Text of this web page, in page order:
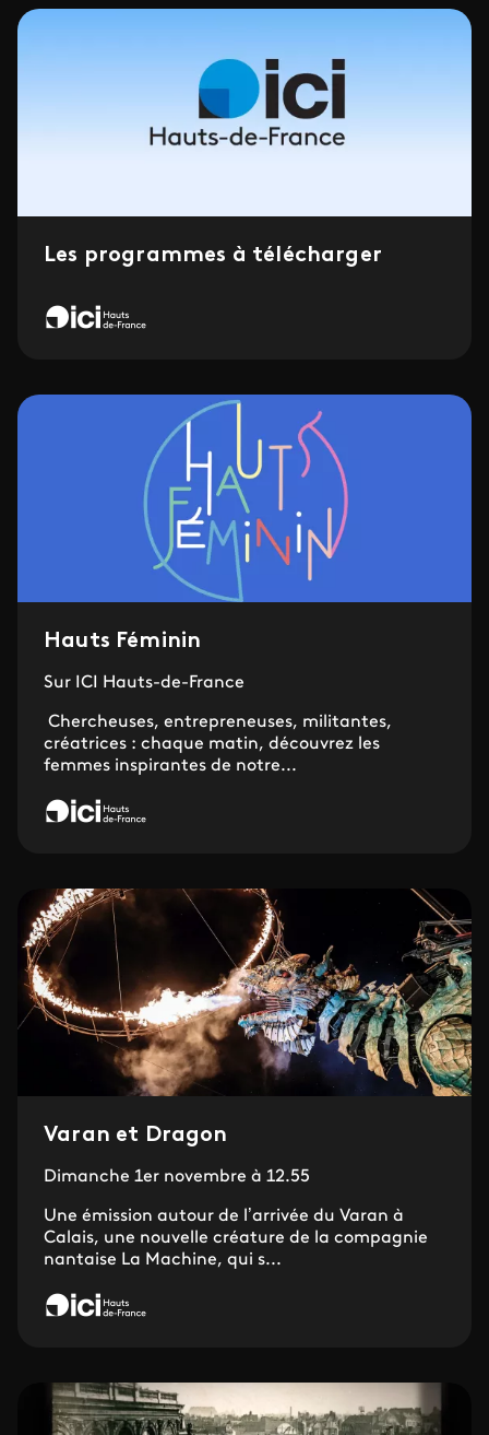
Les programmes à télécharger
Hauts Féminin
Sur ICI Hauts-de-France
Chercheuses, entrepreneuses, militantes,
créatrices : chaque matin, découvrez les
femmes inspirantes de notre...
Varan et Dragon
Dimanche 1er novembre à 12.55
Une émission autour de l’arrivée du Varan à
Calais, une nouvelle créature de la compagnie
nantaise La Machine, qui s...